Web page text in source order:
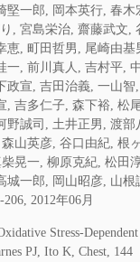
一郎, 岡本英行, 春
, 宮島栄治, 齋藤武文,
, 町田哲男, 尾崎由
, 前川真人, 吉村平,
宣, 吉田治義, 一山
吉多仁子, 森下裕, 松
誠司, 土井正男, 渡
山英彦, 谷口由紀, 根
晃一, 柳原克紀, 松田
一郎, 岡山昭彦, 山
2012年06月
Stress-
PJ, Ito K, Chest, 144